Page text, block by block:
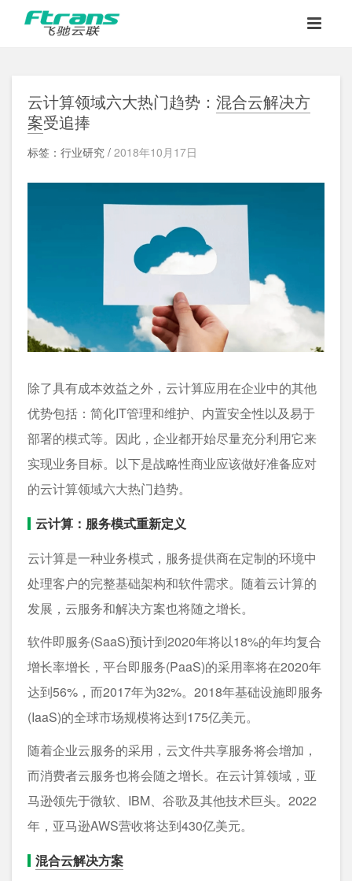
云计算领域六大热门趋势： 混合云解决方
案受追捧
标签：行业研究 / 2018年10月17日
除了具有成本效益之外，云计算应用在企业中的其他
优势包括：简化IT管理和维护、内置安全性以及易于
部署的模式等。因此，企业都开始尽量充分利用它来
实现业务目标。以下是战略性商业应该做好准备应对
的云计算领域六大热门趋势。
云计算：服务模式重新定义
云计算是一种业务模式，服务提供商在定制的环境中
处理客户的完整基础架构和软件需求。随着云计算的
发展，云服务和解决方案也将随之增长。
软件即服务(SaaS)预计到2020年将以18%的年均复合
增长率增长，平台即服务(PaaS)的采用率将在2020年
达到56%，而2017年为32%。2018年基础设施即服务
(IaaS)的全球市场规模将达到175亿美元。
随着企业云服务的采用，云文件共享服务将会增加，
而消费者云服务也将会随之增长。在云计算领域，亚
马逊领先于微软、IBM、谷歌及其他技术巨头。2022
年，亚马逊AWS营收将达到430亿美元。
混合云解决方案